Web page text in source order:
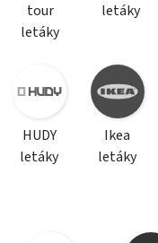
tour
letáky
letáky
HUDY
letáky
Ikea
letáky